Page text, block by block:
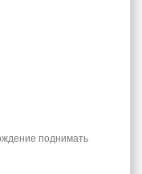
поднимать